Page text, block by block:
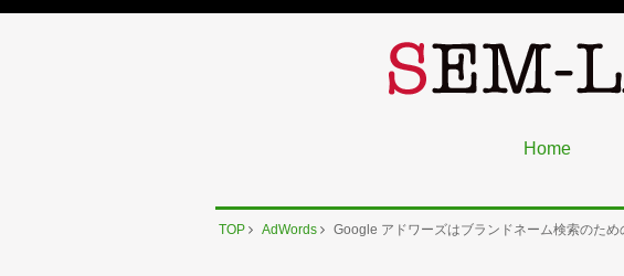
Home
TOP AdWords Google アドワーズはブランドネーム検索のた